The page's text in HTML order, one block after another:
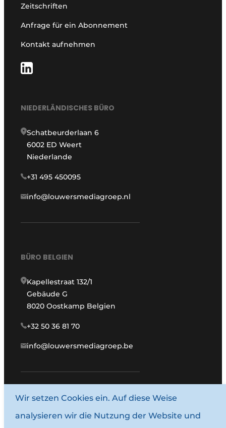
Zeitschriften
Anfrage für ein Abonnement
Kontakt aufnehmen
NIEDERLÄNDISCHES BÜRO
Schatbeurderlaan 6
6002 ED Weert
Niederlande
+31 495 450095
info@louwersmediagroep.nl
BÜRO BELGIEN
Kapellestraat 132/1
Gebäude G
8020 Oostkamp Belgien
+32 50 36 81 70
info@louwersmediagroep.be
www.louwersmediagroep.com
© 1987–2026 Louwersmediagroep.
Wir setzen Cookies ein. Auf diese Weise
analysieren wir die Nutzung der Website und